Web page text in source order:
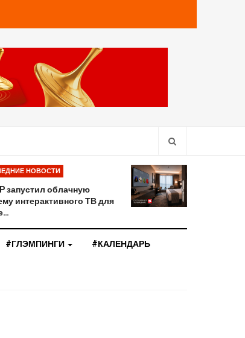
НОВОСТИ
запустил облачную
интерактивного ТВ для
#ГЛЭМПИНГИ #КАЛЕНДАРЬ